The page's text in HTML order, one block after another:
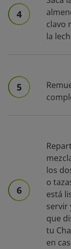
4
clavo
la
5
6
los
o
está
servir
que
tu
en